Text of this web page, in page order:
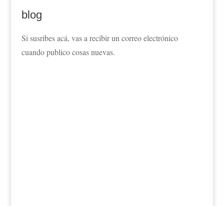
blog
Si susribes acá, vas a recibir un correo electrónico
cuando publico cosas nuevas.